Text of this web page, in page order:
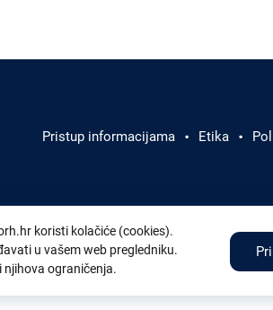
Pristup informacijama Etika
Adresa: Branimirova 4 (4. kat) ,
koristi kolačiće (cookies).
u vašem web pregledniku.
njihova ograničenja.